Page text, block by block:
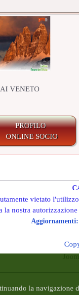
PROFILO
ONLINE SOCIO
vietato
la nostra
Aggiornamenti:
la navigazione